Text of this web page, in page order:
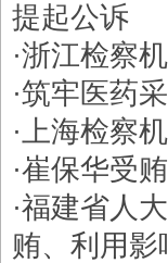
提起公诉
·浙江检察
·筑牢医药
·上海检察
·崔保华受
·福建省人
贿、利用